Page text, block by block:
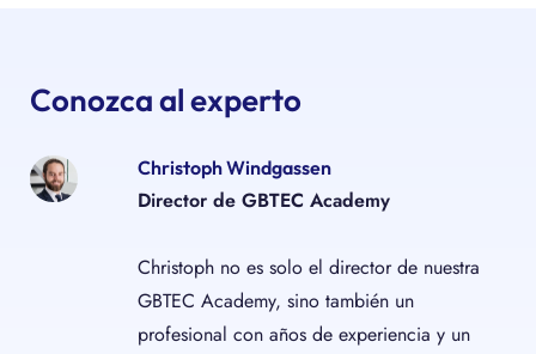
Conozca al experto
Christoph Windgassen
Director de GBTEC Academy
Christoph no es solo el director de nuestra
GBTEC Academy, sino también un
profesional con años de experiencia y un